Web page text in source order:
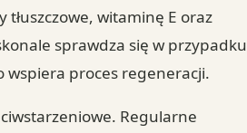
witaminę E oraz
sprawdza się w przypadku
wspiera proces regeneracji.
Regularne